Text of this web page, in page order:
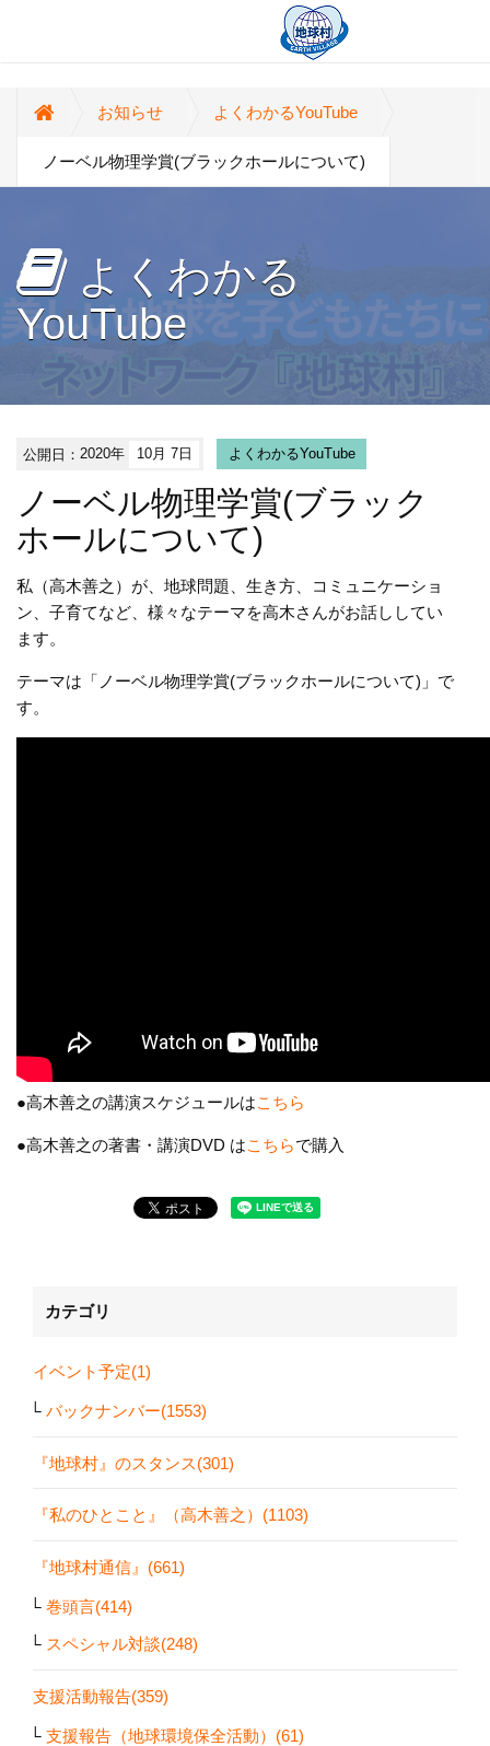
お知らせ よくわかるYouTube
ノーベル物理学賞(ブラックホールについて)
よくわかる
YouTube
公開日：2020年 10月 7日 よくわかるYouTube
ノーベル物理学賞(ブラック
ホールについて)
私（高木善之）が、地球問題、生き方、コミュニケーショ
ン、子育てなど、様々なテーマを高木さんがお話ししてい
ます。
テーマは「ノーベル物理学賞(ブラックホールについて)」で
す。
●高木善之の講演スケジュールはこちら
●高木善之の著書・講演DVD はこちらで購入
カテゴリ
イベント予定(1)
バックナンバー(1553)
『地球村』のスタンス(301)
『私のひとこと』（高木善之）(1103)
『地球村通信』(661)
巻頭言(414)
スペシャル対談(248)
支援活動報告(359)
支援報告（地球環境保全活動）(61)